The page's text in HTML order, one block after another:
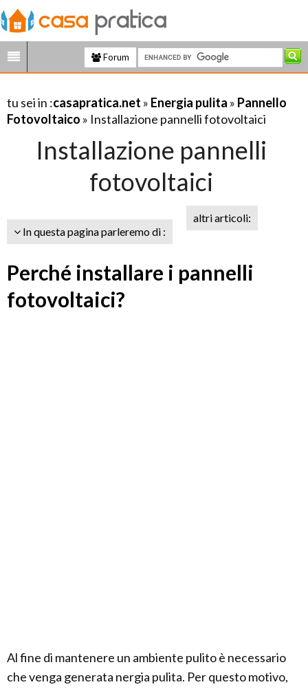
Forum
tu sei in :casapratica.net » Energia pulita » Pannello
Fotovoltaico » Installazione pannelli fotovoltaici
Installazione pannelli
fotovoltaici
In questa pagina parleremo di :
altri articoli:
Perché installare i pannelli
fotovoltaici?
Al fine di mantenere un ambiente pulito è necessario
che venga generata nergia pulita. Per questo motivo,